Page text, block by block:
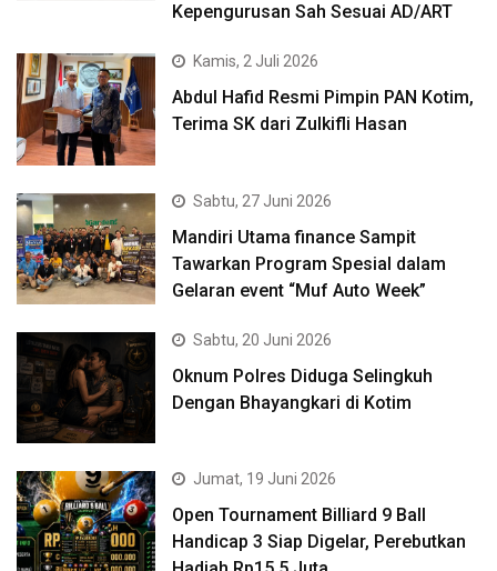
Kepengurusan Sah Sesuai AD/ART
Kamis, 2 Juli 2026
Abdul Hafid Resmi Pimpin PAN Kotim,
Terima SK dari Zulkifli Hasan
Sabtu, 27 Juni 2026
Mandiri Utama finance Sampit
Tawarkan Program Spesial dalam
Gelaran event “Muf Auto Week”
Sabtu, 20 Juni 2026
Oknum Polres Diduga Selingkuh
Dengan Bhayangkari di Kotim
Jumat, 19 Juni 2026
Open Tournament Billiard 9 Ball
Handicap 3 Siap Digelar, Perebutkan